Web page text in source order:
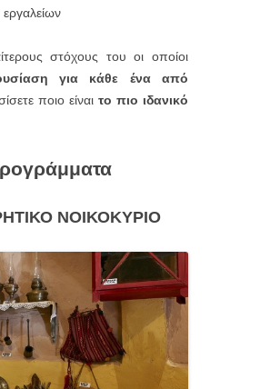
στόχους του οι οποίοι
για κάθε ένα από
ποιο είναι το πιο ιδανικό
ΝΟΙΚΟΚΥΡΙΟ